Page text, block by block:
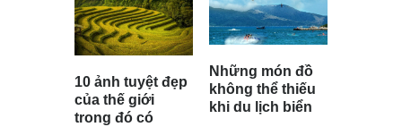
10 ảnh tuyệt đẹp
của thế giới
trong đó có
Những món đồ
không thể thiếu
khi du lịch biển